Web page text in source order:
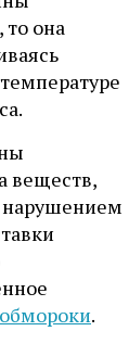
она
веществ,
нарушением
обмороки.